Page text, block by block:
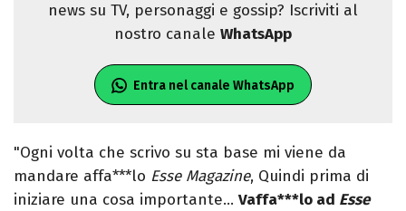
news su TV, personaggi e gossip? Iscriviti al
nostro canale WhatsApp
Entra nel canale WhatsApp
"Ogni volta che scrivo su sta base mi viene da
mandare affa***lo Esse Magazine, Quindi prima di
iniziare una cosa importante… Vaffa***lo ad Esse